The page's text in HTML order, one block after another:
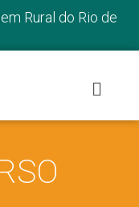
Rural do Rio de